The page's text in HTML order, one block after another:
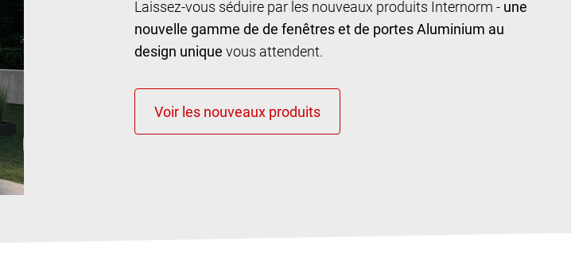
Laissez-vous séduire par les nouveaux produits Internorm - une
nouvelle gamme de de fenêtres et de portes Aluminium au
design unique vous attendent.